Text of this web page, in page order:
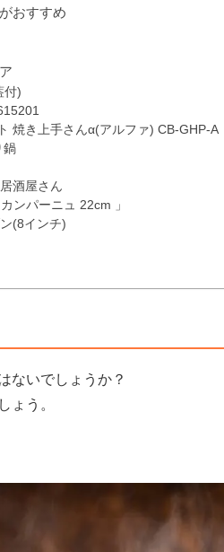
おすすめ
付)
焼き上手さんα(アルファ) CB-GHP-A
鍋
酒屋さん
ンパーニュ 22cm 」
(8インチ)
ないでしょうか？
ょう。